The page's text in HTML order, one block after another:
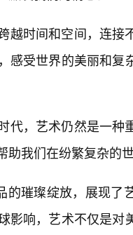
越时间和空间，连接
感受世界的美丽和复
代，艺术仍然是一种
助我们在纷繁复杂的
的璀璨绽放，展现了
影响，艺术不仅是对